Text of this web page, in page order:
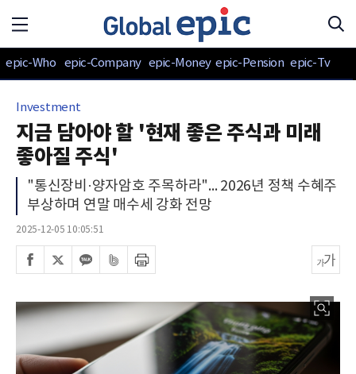
epic-Who epic-Company epic-Money epic-Pension epic-Tv
Investment
지금 담아야 할 '현재 좋은 주식과 미래
좋아질 주식'
"통신장비·양자암호 주목하라"... 2026년 정책 수혜주
부상하며 연말 매수세 강화 전망
2025-12-05 10:05:51